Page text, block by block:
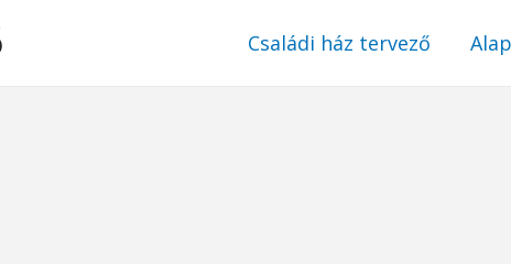
Családi ház tervező